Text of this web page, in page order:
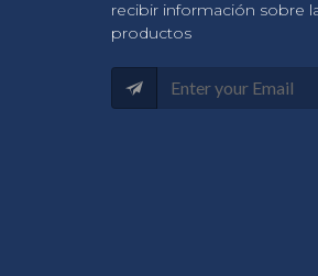
recibir información sobre
productos